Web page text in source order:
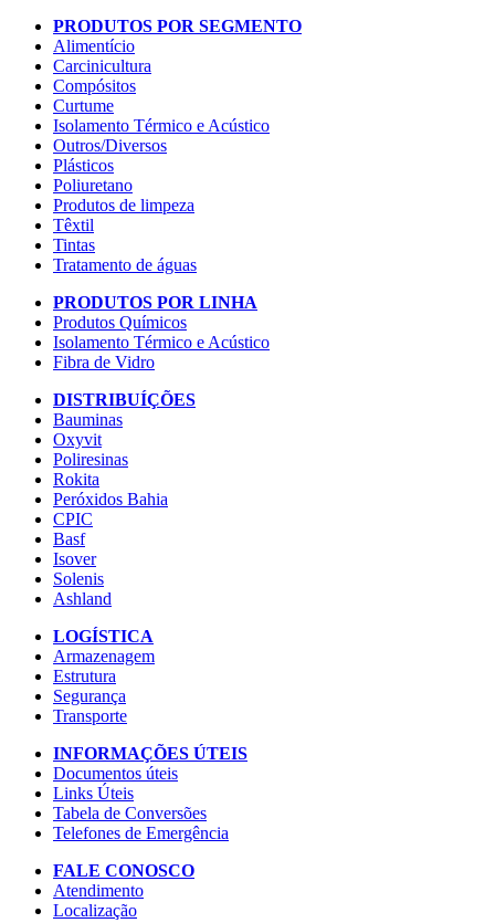
PRODUTOS POR SEGMENTO
Alimentício
Carcinicultura
Compósitos
Curtume
Isolamento Térmico e Acústico
Outros/Diversos
Plásticos
Poliuretano
Produtos de limpeza
Têxtil
Tintas
Tratamento de águas
PRODUTOS POR LINHA
Produtos Químicos
Isolamento Térmico e Acústico
Fibra de Vidro
DISTRIBUÍÇÕES
Bauminas
Oxyvit
Poliresinas
Rokita
Peróxidos Bahia
CPIC
Basf
Isover
Solenis
Ashland
LOGÍSTICA
Armazenagem
Estrutura
Segurança
Transporte
INFORMAÇÕES ÚTEIS
Documentos úteis
Links Úteis
Tabela de Conversões
Telefones de Emergência
FALE CONOSCO
Atendimento
Localização